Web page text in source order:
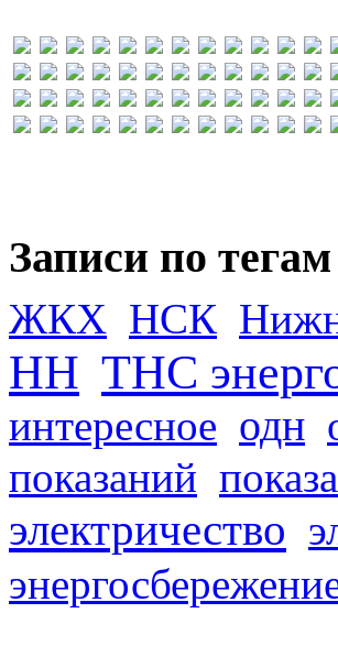
Записи по тегам
ЖКХ НСК
НН ТНС
интересное одн
показаний
электричество